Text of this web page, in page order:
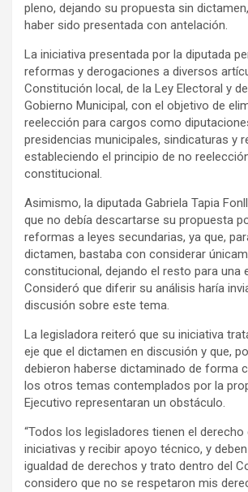
pleno, dejando su propuesta sin
haber sido presentada con antelación.
La iniciativa presentada por la diputada
reformas y derogaciones a diversos
Constitución local, de la Ley Electoral y
Gobierno Municipal, con el objetivo de
reelección para cargos como
presidencias municipales, sindicaturas y
estableciendo el principio de no
constitucional.
Asimismo, la diputada Gabriela Tapia
que no debía descartarse su propuesta
reformas a leyes secundarias, ya que,
dictamen, bastaba con considerar
constitucional, dejando el resto para una
Consideró que diferir su análisis haría
discusión sobre este tema.
La legisladora reiteró que su iniciativa
eje que el dictamen en discusión y que,
debieron haberse dictaminado de forma
los otros temas contemplados por la
Ejecutivo representaran un obstáculo.
“Todos los legisladores tienen el
iniciativas y recibir apoyo técnico, y
igualdad de derechos y trato dentro del
considero que no se respetaron mis